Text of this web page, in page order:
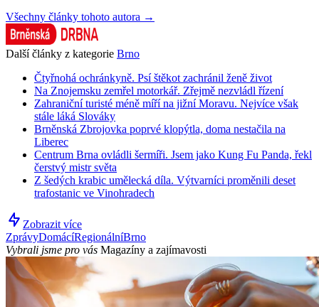
Všechny články tohoto autora →
Další články z kategorie Brno
Čtyřnohá ochránkyně. Psí štěkot zachránil ženě život
Na Znojemsku zemřel motorkář. Zřejmě nezvládl řízení
Zahraniční turisté méně míří na jižní Moravu. Nejvíce však
stále láká Slováky
Brněnská Zbrojovka poprvé klopýtla, doma nestačila na
Liberec
Centrum Brna ovládli šermíři. Jsem jako Kung Fu Panda, řekl
čerstvý mistr světa
Z šedých krabic umělecká díla. Výtvarníci proměnili deset
trafostanic ve Vinohradech
Zobrazit více
ZprávyDomácíRegionálníBrno
Vybrali jsme pro vás Magazíny a zajímavosti